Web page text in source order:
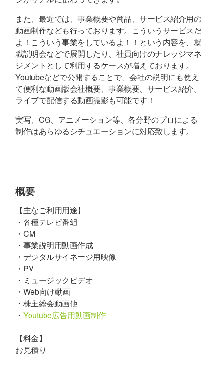
また、最近では、事業概要や商品、サービス紹介用の
動画制作なども行っております。こういうサービスだ
よ！こういう事業をしているよ！！という内容を、就
職説明会などで展開したり、社員向けのナレッジマネ
ジメントとして利用するケースが増えております。
Youtubeなどで公開することで、会社の説明にも使え
て便利な動画版会社概要、事業概要、サービス紹介。
ライブで配信する動画撮影も可能です！
実写、CG、アニメーション等、各分野のプロによる
制作はあらゆるシチュエーションに対応致します。
概要
【主なご利用用途】
・各種テレビ番組
・CM
・事業説明用動画作成
・デジタルサイネージ用映像
・PV
・ミュージックビデオ
・Web向け動画
・株主総会動画他
・ Youtube広告用動画制作
【料金】
お見積り